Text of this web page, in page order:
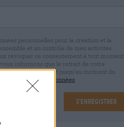
personnelles pour la création et la
et un contrôle de mes activités
révoquer ce consentement à tout moment
informons que le retrait de votre
consentement jusqu’au moment du
de protection des données
S’enregistrer